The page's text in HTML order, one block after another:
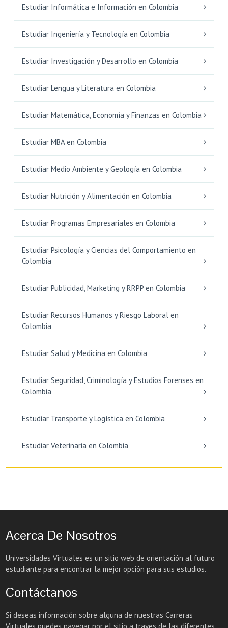
Estudiar Informática e Información en Colombia
Estudiar Ingeniería y Tecnología en Colombia
Estudiar Investigación y Desarrollo en Colombia
Estudiar Lengua y Literatura en Colombia
Estudiar Matemática, Economía y Finanzas en Colombia
Estudiar MBA en Colombia
Estudiar Medio Ambiente y Geología en Colombia
Estudiar Nutrición y Alimentación en Colombia
Estudiar Programas Empresariales en Colombia
Estudiar Psicología y Ciencias del Comportamiento en
Colombia
Estudiar Publicidad, Marketing y RRPP en Colombia
Estudiar Recursos Humanos y Riesgo Laboral en
Colombia
Estudiar Salud y Medicina en Colombia
Estudiar Seguridad, Criminología y Estudios Forenses en
Colombia
Estudiar Transporte y Logística en Colombia
Estudiar Veterinaria en Colombia
Acerca De Nosotros
Universidades Virtuales es un sitio web de orientación al futuro
estudiante para encontrar la mejor opción para sus estudios.
Contáctanos
Si deseas información sobre alguna de nuestras Carreras